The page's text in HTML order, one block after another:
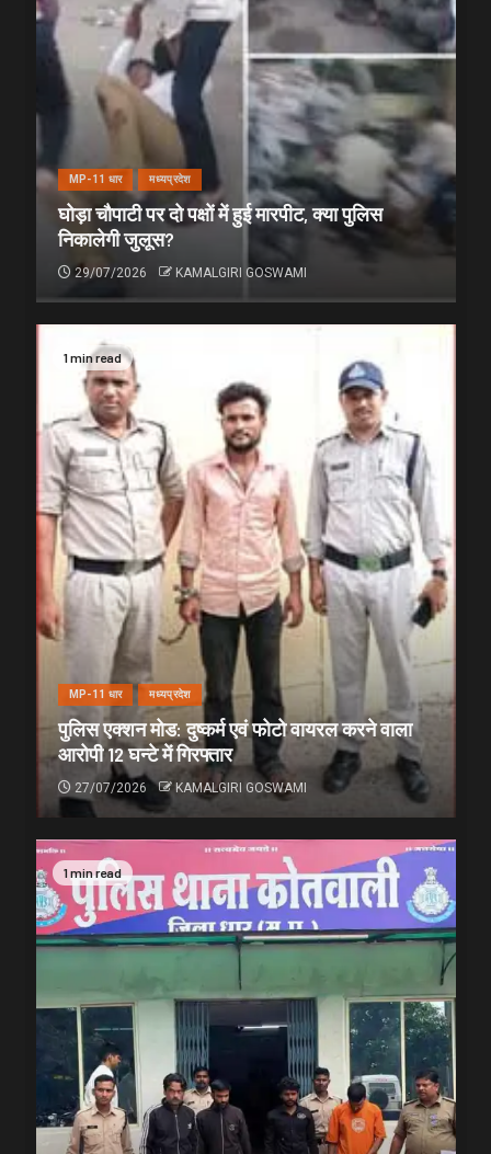
MP-11 धार मध्यप्रदेश
घोड़ा चौपाटी पर दो पक्षों में हुई मारपीट, क्या पुलिस
निकालेगी जुलूस?
29/07/2026 KAMALGIRI GOSWAMI
1 min read
MP-11 धार मध्यप्रदेश
पुलिस एक्शन मोड: दुष्कर्म एवं फोटो वायरल करने वाला
आरोपी 12 घन्टे में गिरफ्तार
27/07/2026 KAMALGIRI GOSWAMI
1 min read